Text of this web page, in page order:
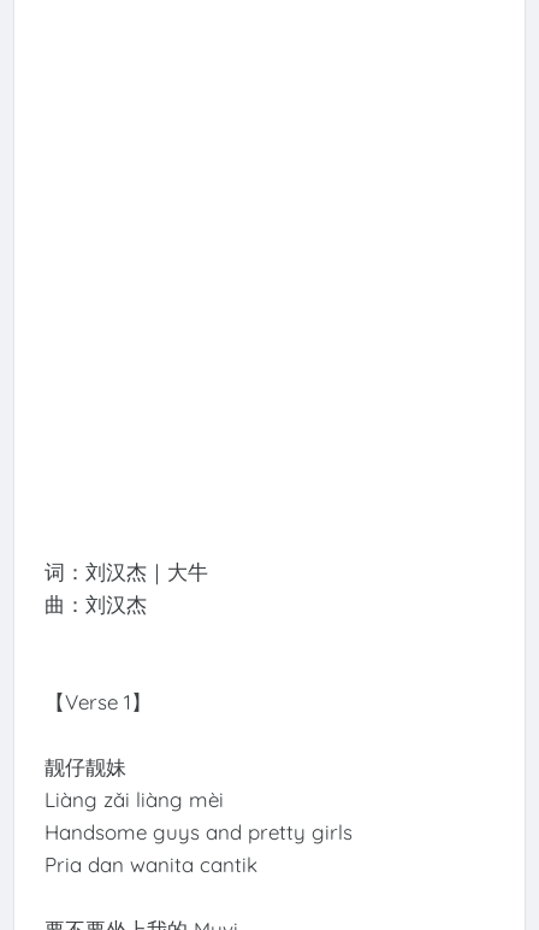
词：刘汉杰｜大牛
曲：刘汉杰
【Verse 1】
靓仔靓妹
Liàng zǎi liàng mèi
Handsome guys and pretty girls
Pria dan wanita cantik